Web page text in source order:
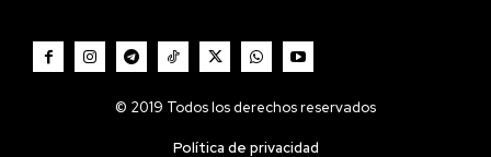
© 2019 Todos los derechos reservados
Política de privacidad